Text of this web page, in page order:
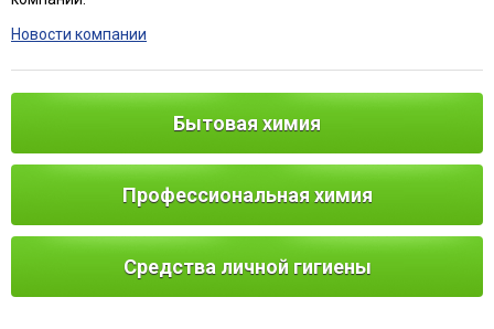
Новости компании
Бытовая химия
Профессиональная химия
Средства личной гигиены